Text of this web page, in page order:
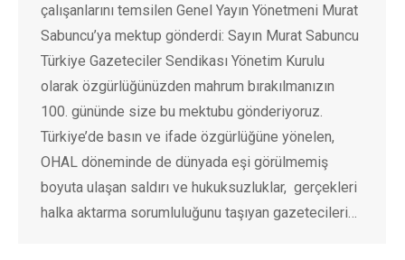
çalışanlarını temsilen Genel Yayın Yönetmeni Murat
Sabuncu’ya mektup gönderdi: Sayın Murat Sabuncu
Türkiye Gazeteciler Sendikası Yönetim Kurulu
olarak özgürlüğünüzden mahrum bırakılmanızın
100. gününde size bu mektubu gönderiyoruz.
Türkiye’de basın ve ifade özgürlüğüne yönelen,
OHAL döneminde de dünyada eşi görülmemiş
boyuta ulaşan saldırı ve hukuksuzluklar, gerçekleri
halka aktarma sorumluluğunu taşıyan gazetecileri…